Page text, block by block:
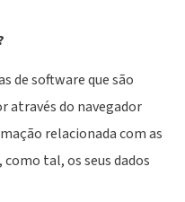
de software que são
através do navegador
relacionada com as
tal, os seus dados